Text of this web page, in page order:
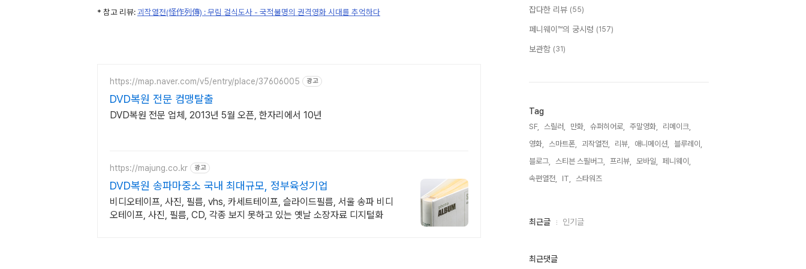
* 참고 리뷰:괴작열전(怪作列傳) : 무림 걸식도사 - 국적불명의 권격영화 시대를 추억하다
https://map.naver.com/v5/entry/place/37606005 광고
DVD복원 전문 컴맹탈출
DVD복원 전문 업체, 2013년 5월 오픈, 한자리에서 10년
https://majung.co.kr 광고
DVD복원 송파마중소 국내 최대규모, 정부육성기업
비디오테이프, 사진, 필름, vhs, 카세트테이프, 슬라이드필름, 서울 송파 비디
오테이프, 사진, 필름, CD, 각종 보지 못하고 있는 옛날 소장자료 디지털화
잡다한 리뷰 (55)
페니웨이™의 궁시렁 (157)
보관함 (31)
Tag
SF, 스릴러, 만화, 슈퍼히어로, 주말영화,
리메이크,
영화,
스마트폰, 괴작열전, 리뷰, 애니메이션,
블루레이,
블로그,
스티븐 스필버그, 프리뷰, 모바일,
페니웨이,
속편열전,
IT, 스타워즈,
최
인
최근글 인기글
최근댓글